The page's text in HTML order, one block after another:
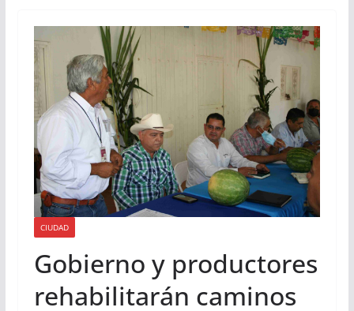
CIUDAD
Gobierno y productores
rehabilitarán caminos